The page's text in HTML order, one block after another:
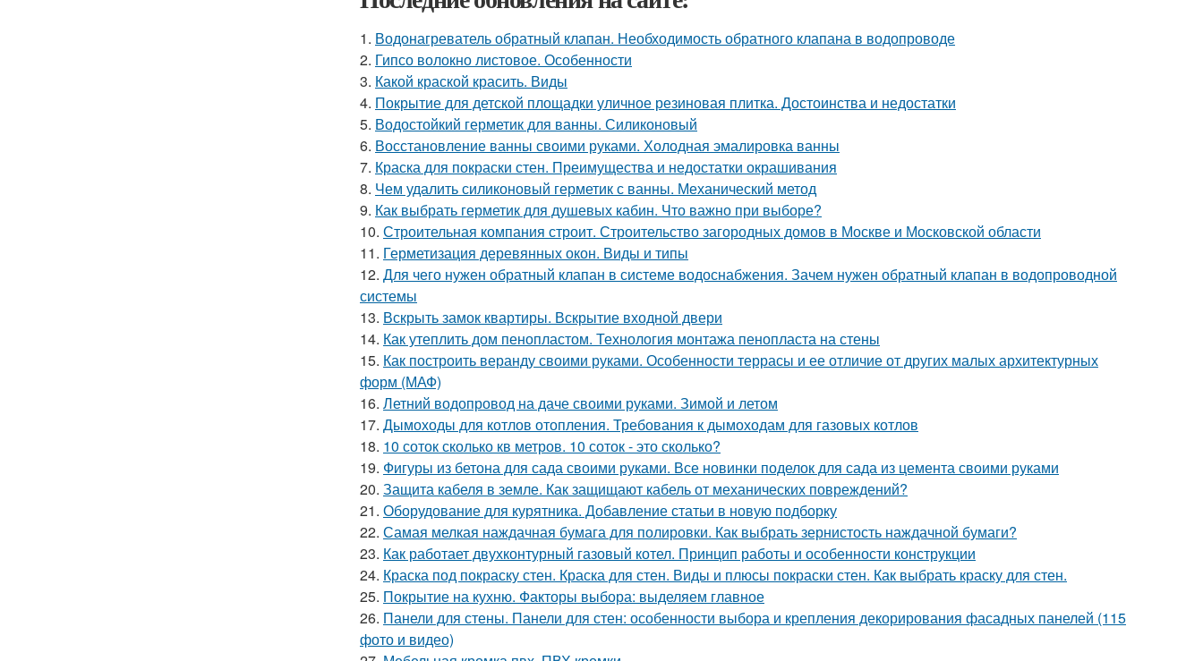
1. Водонагреватель обратный клапан. Необходимость обратного клапана в водопроводе
2. Гипсо волокно листовое. Особенности
3. Какой краской красить. Виды
4. Покрытие для детской площадки уличное резиновая плитка. Достоинства и недостатки
5. Водостойкий герметик для ванны. Силиконовый
6. Восстановление ванны своими руками. Холодная эмалировка ванны
7. Краска для покраски стен. Преимущества и недостатки окрашивания
8. Чем удалить силиконовый герметик с ванны. Механический метод
9. Как выбрать герметик для душевых кабин. Что важно при выборе?
10. Строительная компания строит. Строительство загородных домов в Москве и Московской области
11. Герметизация деревянных окон. Виды и типы
12. Для чего нужен обратный клапан в системе водоснабжения. Зачем нужен обратный клапан в водопроводной
системы
13. Вскрыть замок квартиры. Вскрытие входной двери
14. Как утеплить дом пенопластом. Технология монтажа пенопласта на стены
15. Как построить веранду своими руками. Особенности террасы и ее отличие от других малых архитектурных
форм (МАФ)
16. Летний водопровод на даче своими руками. Зимой и летом
17. Дымоходы для котлов отопления. Требования к дымоходам для газовых котлов
18. 10 соток сколько кв метров. 10 соток - это сколько?
19. Фигуры из бетона для сада своими руками. Все новинки поделок для сада из цемента своими руками
20. Защита кабеля в земле. Как защищают кабель от механических повреждений?
21. Оборудование для курятника. Добавление статьи в новую подборку
22. Самая мелкая наждачная бумага для полировки. Как выбрать зернистость наждачной бумаги?
23. Как работает двухконтурный газовый котел. Принцип работы и особенности конструкции
24. Краска под покраску стен. Краска для стен. Виды и плюсы покраски стен. Как выбрать краску для стен.
25. Покрытие на кухню. Факторы выбора: выделяем главное
26. Панели для стены. Панели для стен: особенности выбора и крепления декорирования фасадных панелей (115
фото и видео)